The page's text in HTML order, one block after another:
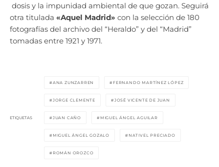
dosis y la impunidad ambiental de que gozan. Seguirá
otra titulada «Aquel Madrid» con la selección de 180
fotografías del archivo del “Heraldo” y del “Madrid”
tomadas entre 1921 y 1971.
ETIQUETAS
ANA ZUNZARREN FERNANDO MARTÍNEZ LÓPEZ
JORGE CLEMENTE JOSÉ VICENTE DE JUAN
JUAN CAÑO MIGUEL ÁNGEL AGUILAR
MIGUEL ÁNGEL GOZALO NATIVEL PRECIADO
ROMÁN OROZCO